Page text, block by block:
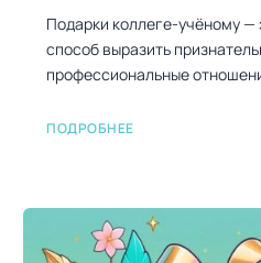
Подарки коллеге-учёному —
способ выразить
профессиональные
ПОДРОБНЕЕ